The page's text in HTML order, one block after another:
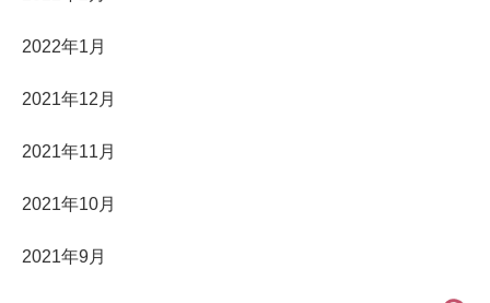
2022年1月
2021年12月
2021年11月
2021年10月
2021年9月